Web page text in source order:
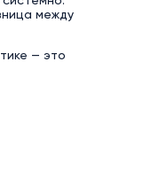
между
— это